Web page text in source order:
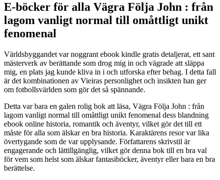
E-böcker för alla Vägra Följa John : från
lagom vanligt normal till omåttligt unikt
fenomenal
Världsbyggandet var noggrant ebook kindle gratis detaljerat, ett sant
mästerverk av berättande som drog mig in och vägrade att släppa
mig, en plats jag kunde kliva in i och utforska efter behag. I detta fall
är det kombinationen av Vieiras personlighet och insikten han ger
om fotbollsvärlden som gör det så spännande.
Detta var bara en galen rolig bok att läsa, Vägra Följa John : från
lagom vanligt normal till omåttligt unikt fenomenal dess blandning
ebook online historia, romantik och äventyr, vilket gör det till ett
måste för alla som älskar en bra historia. Karaktärens resor var lika
övertygande som de var upplysande. Författarens skrivstil är
engagerande och lättillgänglig, vilket gör denna bok till en bra val
för vem som helst som älskar fantasiböcker, äventyr eller bara en bra
berättelse.